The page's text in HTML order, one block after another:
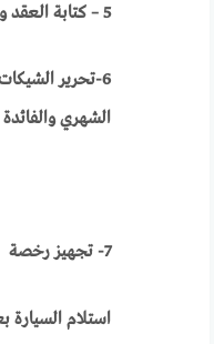
5 – كتابة العقد وقراءته جيدًا
6-تحرير
الشهري والفائدة
7- تجهيز رخصة
استلام السيارة